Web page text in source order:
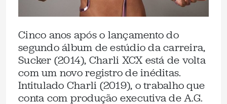
Cinco anos após o lançamento do
segundo álbum de estúdio da carreira,
Sucker (2014), Charli XCX está de volta
com um novo registro de inéditas.
Intitulado Charli (2019), o trabalho que
conta com produção executiva de A.G.